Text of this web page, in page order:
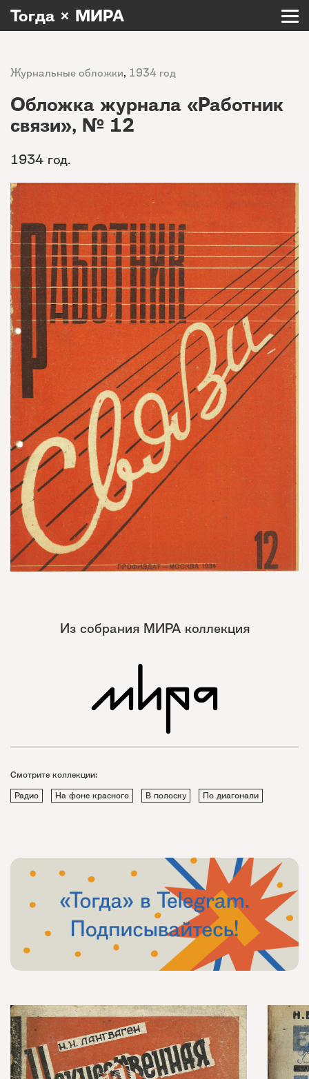
Тогда × МИРА
Журнальные обложки, 1934 год
Обложка журнала «Работник
связи», № 12
1934 год.
Из собрания МИРА коллекция
Смотрите коллекции:
Радио
На фоне красного В полоску По диагонали